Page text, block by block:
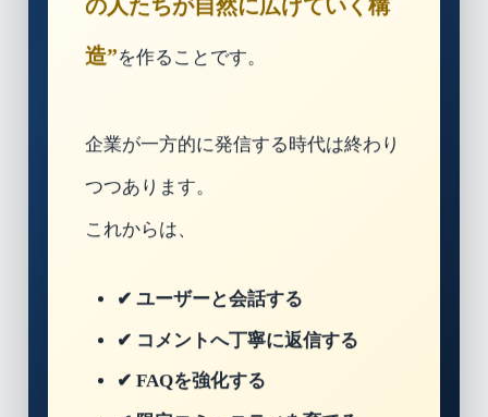
の人たちが自然に広げていく構
造” を作ることです。
企業が一方的に発信する時代は終わり
つつあります。
これからは、
✔ ユーザーと会話する
✔ コメントへ丁寧に返信する
✔ FAQを強化する